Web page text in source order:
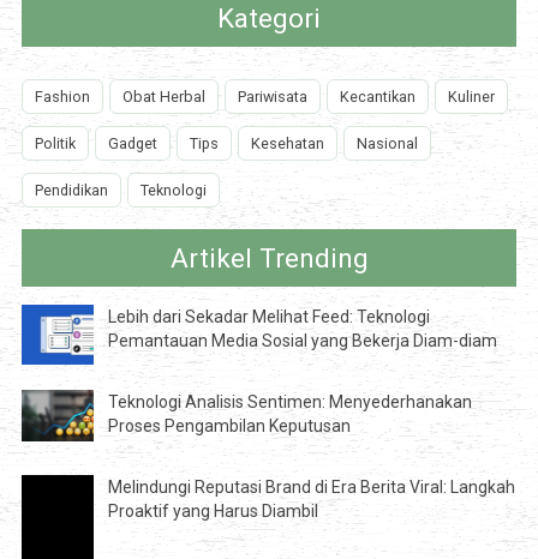
Kategori
Fashion Obat Herbal Pariwisata Kecantikan Kuliner
Politik Gadget Tips Kesehatan Nasional
Pendidikan Teknologi
Artikel Trending
Lebih dari Sekadar Melihat Feed: Teknologi
Pemantauan Media Sosial yang Bekerja Diam-diam
Teknologi Analisis Sentimen: Menyederhanakan
Proses Pengambilan Keputusan
Melindungi Reputasi Brand di Era Berita Viral: Langkah
Proaktif yang Harus Diambil